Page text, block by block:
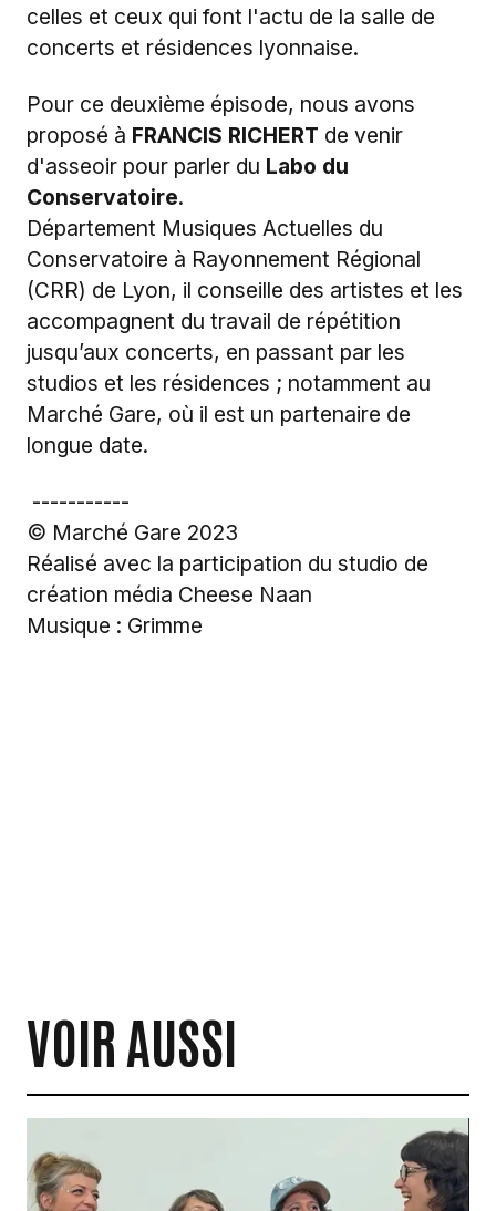
celles et ceux qui font l'actu de la salle de
concerts et résidences lyonnaise.
Pour ce deuxième épisode, nous avons
proposé à FRANCIS RICHERT de venir
d'asseoir pour parler du Labo du
Conservatoire.
Département Musiques Actuelles du
Conservatoire à Rayonnement Régional
(CRR) de Lyon, il conseille des artistes et les
accompagnent du travail de répétition
jusqu’aux concerts, en passant par les
studios et les résidences ; notamment au
Marché Gare, où il est un partenaire de
longue date.
-----------
© Marché Gare 2023
Réalisé avec la participation du studio de
création média Cheese Naan
Musique : Grimme
VOIR AUSSI